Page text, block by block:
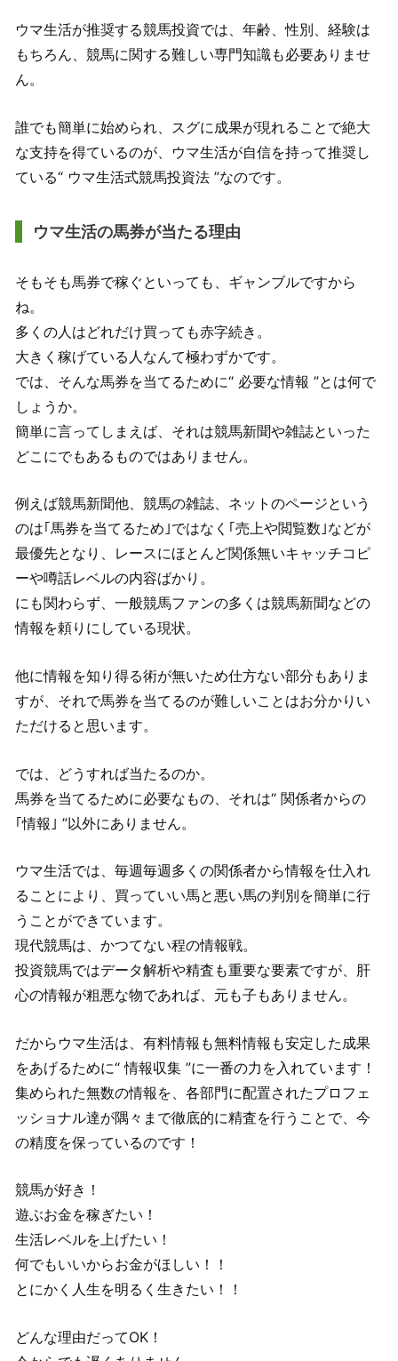
ウマ生活が推奨する競馬投資では、年齢、性別、経験は
もちろん、競馬に関する難しい専門知識も必要ありませ
ん。
誰でも簡単に始められ、スグに成果が現れることで絶大
な支持を得ているのが、ウマ生活が自信を持って推奨し
ている“ ウマ生活式競馬投資法 ”なのです。
ウマ生活の馬券が当たる理由
そもそも馬券で稼ぐといっても、ギャンブルですから
ね。
多くの人はどれだけ買っても赤字続き。
大きく稼げている人なんて極わずかです。
では、そんな馬券を当てるために“ 必要な情報 ”とは何で
しょうか。
簡単に言ってしまえば、それは競馬新聞や雑誌といった
どこにでもあるものではありません。
例えば競馬新聞他、競馬の雑誌、ネットのページという
のは｢馬券を当てるため｣ではなく｢売上や閲覧数｣などが
最優先となり、レースにほとんど関係無いキャッチコピ
ーや噂話レベルの内容ばかり。
にも関わらず、一般競馬ファンの多くは競馬新聞などの
情報を頼りにしている現状。
他に情報を知り得る術が無いため仕方ない部分もありま
すが、それで馬券を当てるのが難しいことはお分かりい
ただけると思います。
では、どうすれば当たるのか。
馬券を当てるために必要なもの、それは“ 関係者からの
｢情報｣ ”以外にありません。
ウマ生活では、毎週毎週多くの関係者から情報を仕入れ
ることにより、買っていい馬と悪い馬の判別を簡単に行
うことができています。
現代競馬は、かつてない程の情報戦。
投資競馬ではデータ解析や精査も重要な要素ですが、肝
心の情報が粗悪な物であれば、元も子もありません。
だからウマ生活は、有料情報も無料情報も安定した成果
をあげるために“ 情報収集 ”に一番の力を入れています！
集められた無数の情報を、各部門に配置されたプロフェ
ッショナル達が隅々まで徹底的に精査を行うことで、今
の精度を保っているのです！
競馬が好き！
遊ぶお金を稼ぎたい！
生活レベルを上げたい！
何でもいいからお金がほしい！！
とにかく人生を明るく生きたい！！
どんな理由だってOK！